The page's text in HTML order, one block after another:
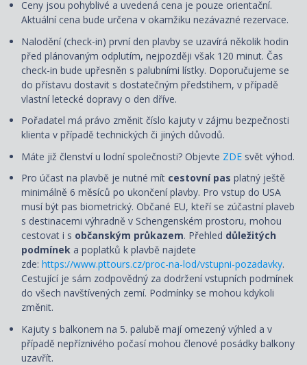
Ceny jsou pohyblivé a uvedená cena je pouze orientační.
Aktuální cena bude určena v okamžiku nezávazné rezervace.
Nalodění (check-in) první den plavby se uzavírá několik hodin
před plánovaným odplutím, nejpozději však 120 minut. Čas
check-in bude upřesněn s palubními lístky. Doporučujeme se
do přístavu dostavit s dostatečným předstihem, v případě
vlastní letecké dopravy o den dříve.
Pořadatel má právo změnit číslo kajuty v zájmu bezpečnosti
klienta v případě technických či jiných důvodů.
Máte již členství u lodní společnosti? Objevte ZDE svět výhod.
Pro účast na plavbě je nutné mít cestovní pas platný ještě
minimálně 6 měsíců po ukončení plavby. Pro vstup do USA
musí být pas biometrický. Občané EU, kteří se zúčastní plaveb
s destinacemi výhradně v Schengenském prostoru, mohou
cestovat i s občanským průkazem. Přehled důležitých
podmínek a poplatků k plavbě najdete
zde: https://www.pttours.cz/proc-na-lod/vstupni-pozadavky.
Cestující je sám zodpovědný za dodržení vstupních podmínek
do všech navštívených zemí. Podmínky se mohou kdykoli
změnit.
Kajuty s balkonem na 5. palubě mají omezený výhled a v
případě nepříznivého počasí mohou členové posádky balkony
uzavřít.